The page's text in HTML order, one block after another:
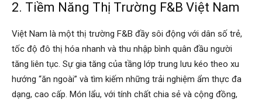
2. Tiềm Năng Thị Trường F&B Việt Nam
Việt Nam là một thị trường F&B đầy sôi động với dân số trẻ,
tốc độ đô thị hóa nhanh và thu nhập bình quân đầu người
tăng liên tục. Sự gia tăng của tầng lớp trung lưu kéo theo xu
hướng “ăn ngoài” và tìm kiếm những trải nghiệm ẩm thực đa
dạng, cao cấp. Món lẩu, với tính chất chia sẻ và cộng đồng,